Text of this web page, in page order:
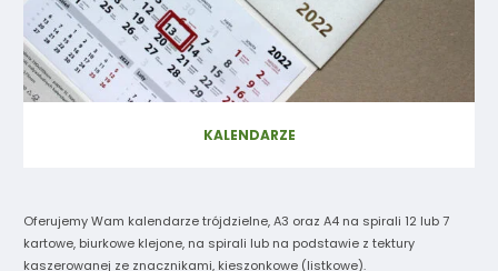
KALENDARZE
Oferujemy Wam kalendarze trójdzielne, A3 oraz A4 na spirali 12 lub 7
kartowe, biurkowe klejone, na spirali lub na podstawie z tektury
kaszerowanej ze znacznikami, kieszonkowe (listkowe).